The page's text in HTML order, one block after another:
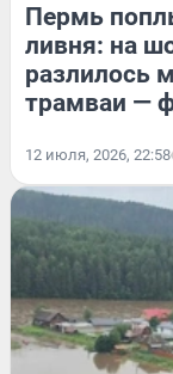
Пермь
ливня: на
разлилось
трамваи —
12 июля, 2026, 22:58